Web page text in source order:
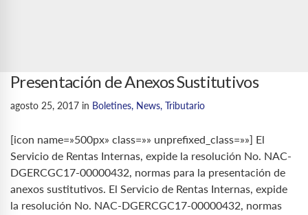
Presentación de Anexos Sustitutivos
agosto 25, 2017 in Boletines, News, Tributario
[icon name=»500px» class=»» unprefixed_class=»»] El
Servicio de Rentas Internas, expide la resolución No. NAC-
DGERCGC17-00000432, normas para la presentación de
anexos sustitutivos. El Servicio de Rentas Internas, expide
la resolución No. NAC-DGERCGC17-00000432, normas